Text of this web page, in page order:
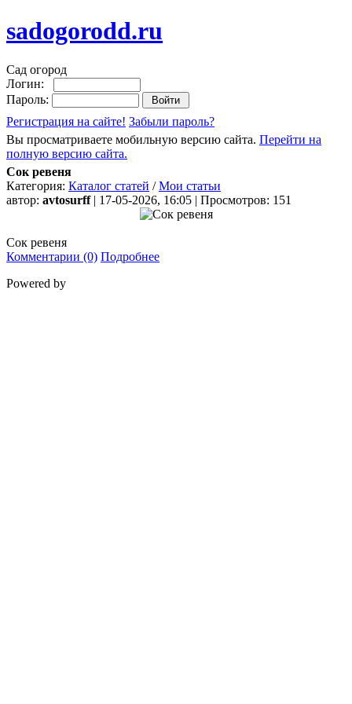
sadogorodd.ru
Сад огород
Логин:
Пароль:
Регистрация на сайте! Забыли пароль?
Вы просматриваете мобильную версию сайта. Перейти на
полную версию сайта.
Сок ревеня
Категория: Каталог статей /Мои статьи
автор: avtosurff| 17-05-2026, 16:05 | Просмотров: 151
Сок ревеня
Комментарии (0) Подробнее
Powered by